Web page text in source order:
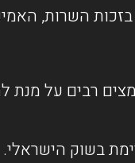
השרות,
רבים על
בשוק הישראלי.